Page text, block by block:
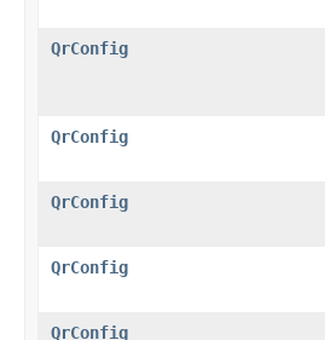
QrConfig
QrConfig
QrConfig
QrConfig
QrConfig